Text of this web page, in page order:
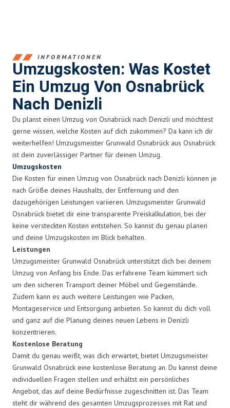
INFORMATIONEN
Umzugskosten: Was Kostet
Ein Umzug Von Osnabrück
Nach Denizli
Du planst einen Umzug von Osnabrück nach Denizli und möchtest
gerne wissen, welche Kosten auf dich zukommen? Da kann ich dir
weiterhelfen! Umzugsmeister Grunwald Osnabrück aus Osnabrück
ist dein zuverlässiger Partner für deinen Umzug.
Umzugskosten
Die Kosten für einen Umzug von Osnabrück nach Denizli können je
nach Größe deines Haushalts, der Entfernung und den
dazugehörigen Leistungen variieren. Umzugsmeister Grunwald
Osnabrück bietet dir eine transparente Preiskalkulation, bei der
keine versteckten Kosten entstehen. So kannst du genau planen
und deine Umzugskosten im Blick behalten.
Leistungen
Umzugsmeister Grunwald Osnabrück unterstützt dich bei deinem
Umzug von Anfang bis Ende. Das erfahrene Team kümmert sich
um den sicheren Transport deiner Möbel und Gegenstände.
Zudem kann es auch weitere Leistungen wie Packen,
Montageservice und Entsorgung anbieten. So kannst du dich voll
und ganz auf die Planung deines neuen Lebens in Denizli
konzentrieren.
Kostenlose Beratung
Damit du genau weißt, was dich erwartet, bietet Umzugsmeister
Grunwald Osnabrück eine kostenlose Beratung an. Du kannst deine
individuellen Fragen stellen und erhältst ein persönliches
Angebot, das auf deine Bedürfnisse zugeschnitten ist. Das Team
steht dir während des gesamten Umzugsprozesses mit Rat und